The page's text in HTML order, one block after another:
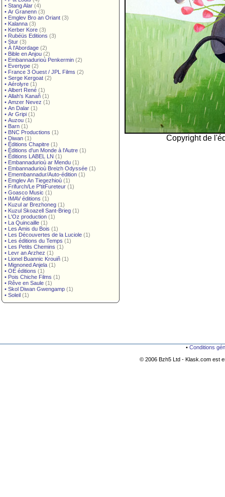
• Stang Alar (4)
• Ar Granenn (3)
• Emglev Bro an Oriant (3)
• Kalanna (3)
• Kerber Kore (3)
• Rubéüs Editions (3)
• Stur (3)
• À l'Abordage (2)
• Bible en Anjou (2)
• Embannadurioù Penkermin (2)
• Evertype (2)
• France 3 Ouest / JPL Films (2)
• Serge Kergoat (2)
• Aérolyre (1)
• Albert René (1)
• Allah's Kanañ (1)
• Amzer Nevez (1)
• An Dalar (1)
• Ar Gripi (1)
• Auzou (1)
• Barn (1)
• BNC Productions (1)
• Diwan (1)
• Éditions Chapitre (1)
• Éditions d'un Monde à l'Autre (1)
• Éditions LABEL LN (1)
• Embannadurioù ar Mendu (1)
• Embannadurioù Breizh Odyssée (1)
• Emembannadur/Auto-édition (1)
• Emglev An Tiegezhioù (1)
• Frifurch/Le P'titFureteur (1)
• Goasco Music (1)
• IMAV éditions (1)
• Kuzul ar Brezhoneg (1)
• Kuzul Skoazell Sant-Brieg (1)
• L'Oz production (1)
• La Quincaille (1)
• Les Amis du Bois (1)
• Les Découvertes de la Luciole (1)
• Les éditions du Temps (1)
• Les Petits Chemins (1)
• Levr an Arzhez (1)
• Lionel Buannic Krouiñ (1)
• Mignoned Anjela (1)
• OE éditions (1)
• Pois Chiche Films (1)
• Rêve en Saule (1)
• Skol Diwan Gwengamp (1)
• Soleil (1)
Copyright de
•Conditions
© 2006 Bzh5 Ltd - Klask.com est